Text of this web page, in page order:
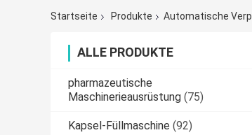
Startseite Produkte Automatische
ALLE PRODUKTE
pharmazeutische
Maschinerieausrüstung (75)
Kapsel-Füllmaschine (92)